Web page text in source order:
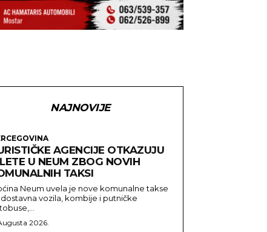
NAJNOVIJE
AGENCIJE OTKAZUJU
U NEUM ZBOG NOVIH
TAKSI
Neum uvela je nove komunalne takse
dostavna vozila, kombije i putničke
2026.